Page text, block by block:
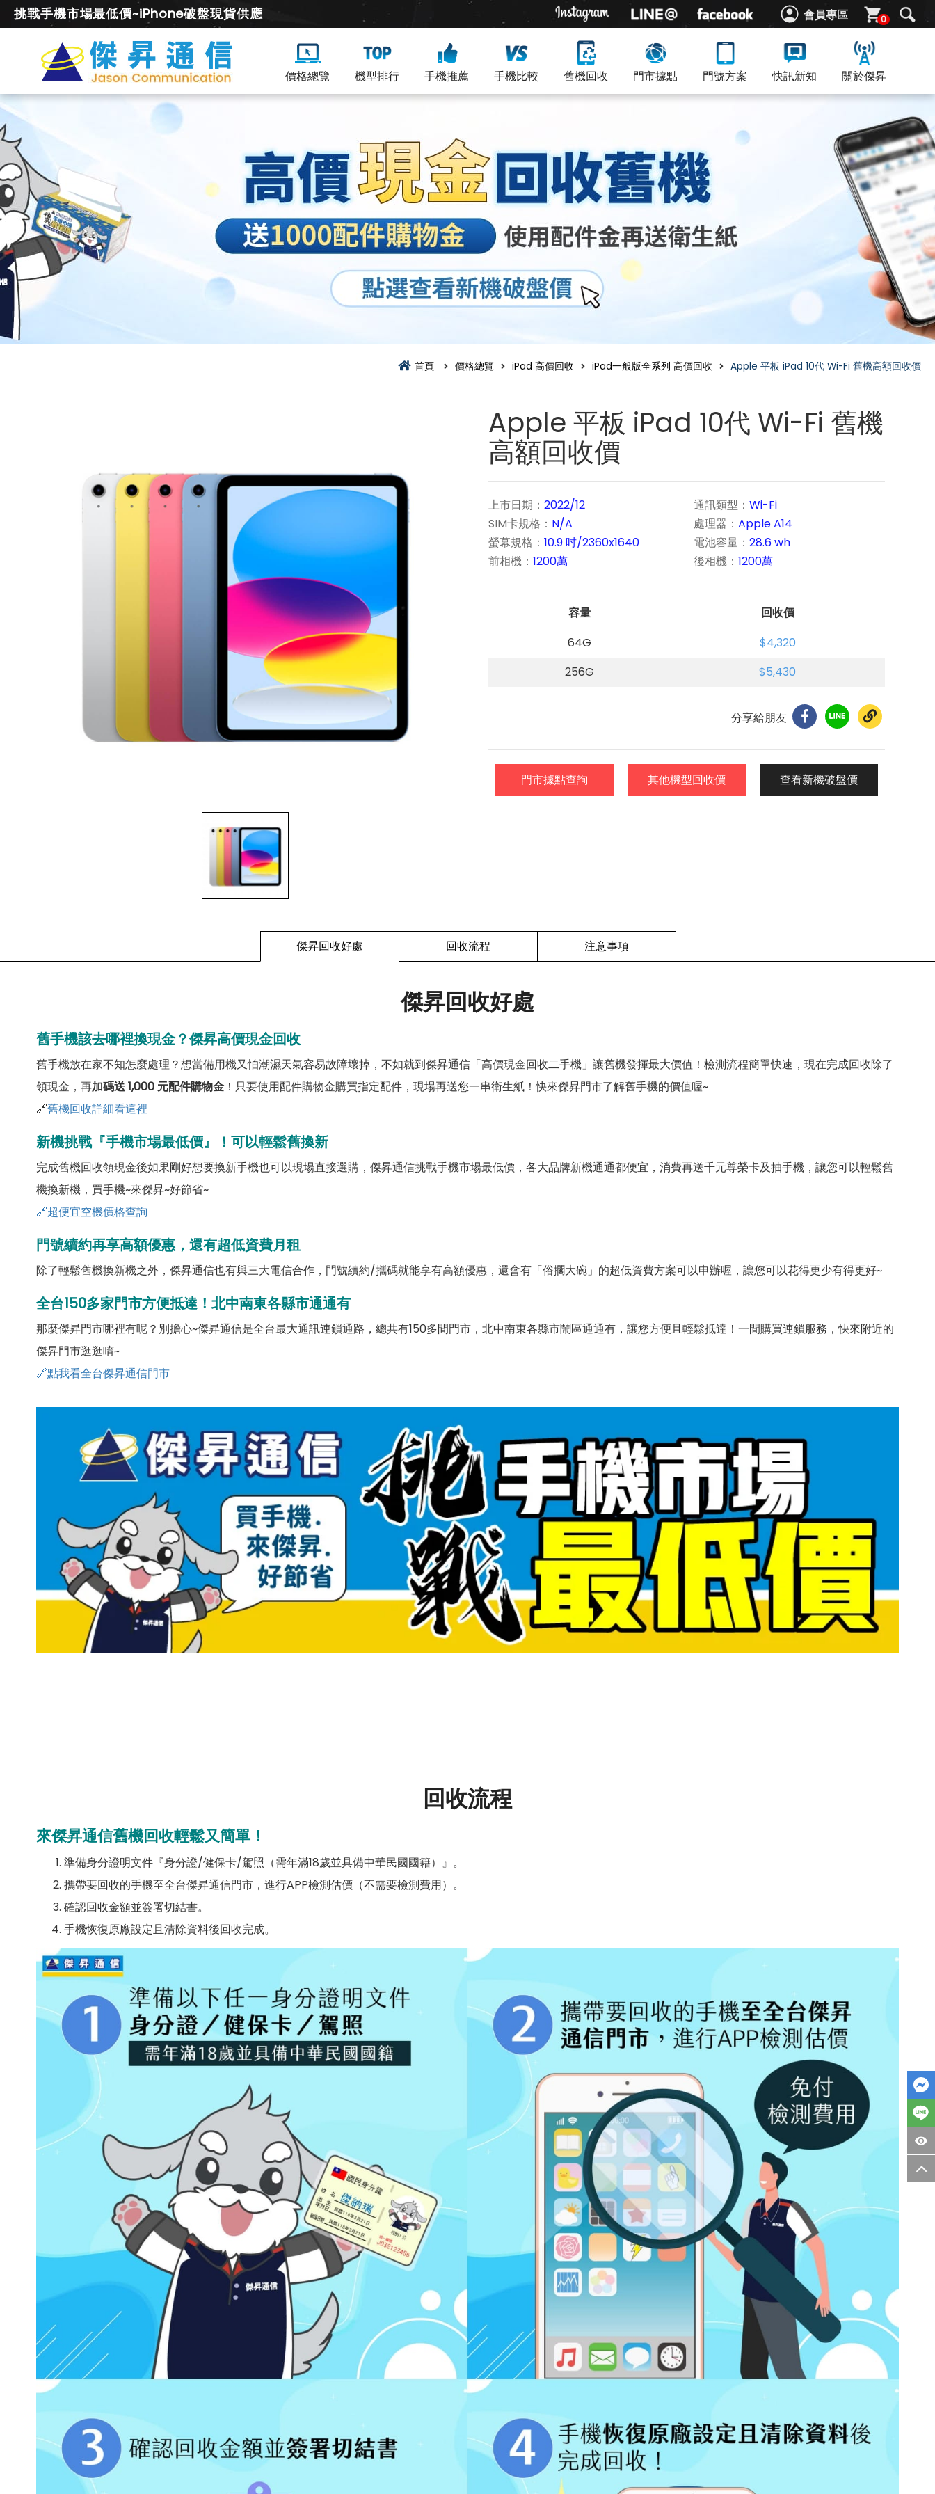
會員專區 0
挑戰手機市場最低價~iPhone破盤現貨供應
價格總覽 機型排行 手機推薦 手機比較 舊機回收 門市據點 門號方案 快訊新知 關於傑昇
首頁 價格總覽 iPad 高價回收 iPad一般版全系列 高價回收 Apple 平板 iPad 10代 Wi-Fi 舊機高額回收價
Apple 平板 iPad 10代 Wi-Fi 舊機
高額回收價
上市日期： 2022/12 通訊類型： Wi-Fi
SIM卡規格： N/A 處理器： Apple A14
螢幕規格： 10.9 吋/2360x1640 電池容量： 28.6 wh
前相機： 1200萬 後相機： 1200萬
容量
回收價
64G
$4,320
256G
$5,430
分享給朋友
門市據點查詢 其他機型回收價 查看新機破盤價
傑昇回收好處 回收流程 注意事項
傑昇回收好處
舊手機該去哪裡換現金？傑昇高價現金回收
舊手機放在家不知怎麼處理？想當備用機又怕潮濕天氣容易故障壞掉，不如就到傑昇通信「高價現金回收二手機」讓舊機發揮最大價值！檢測流程簡單快速，現在完成回收除了
領現金，再加碼送 1,000 元配件購物金 ！只要使用配件購物金購買指定配件，現場再送您一串衛生紙！快來傑昇門市了解舊手機的價值喔~
🔗舊機回收詳細看這裡
新機挑戰『手機市場最低價』！可以輕鬆舊換新
完成舊機回收領現金後如果剛好想要換新手機也可以現場直接選購，傑昇通信挑戰手機市場最低價，各大品牌新機通通都便宜，消費再送千元尊榮卡及抽手機，讓您可以輕鬆舊
機換新機，買手機~來傑昇~好節省~
🔗超便宜空機價格查詢
門號續約再享高額優惠，還有超低資費月租
除了輕鬆舊機換新機之外，傑昇通信也有與三大電信合作，門號續約/攜碼就能享有高額優惠，還會有「俗擱大碗」的超低資費方案可以申辦喔，讓您可以花得更少有得更好~
全台150多家門市方便抵達！北中南東各縣市通通有
那麼傑昇門市哪裡有呢？別擔心~傑昇通信是全台最大通訊連鎖通路，總共有150多間門市，北中南東各縣市鬧區通通有，讓您方便且輕鬆抵達！一間購買連鎖服務，快來附近的
傑昇門市逛逛唷~
🔗點我看全台傑昇通信門市
回收流程
來傑昇通信舊機回收輕鬆又簡單！
準備身分證明文件『身分證/健保卡/駕照（需年滿18歲並具備中華民國國籍）』。
攜帶要回收的手機至全台傑昇通信門市，進行APP檢測估價（不需要檢測費用）。
確認回收金額並簽署切結書。
手機恢復原廠設定且清除資料後回收完成。